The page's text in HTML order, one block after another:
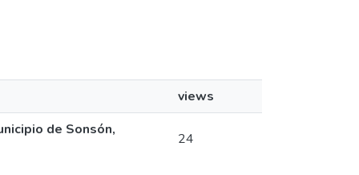
views
de Sonsón,
24